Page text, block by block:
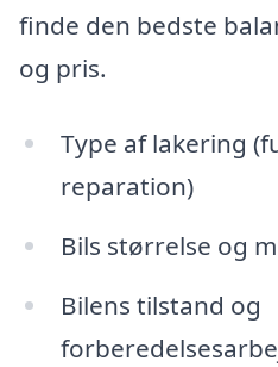
finde den bedste
og pris.
Type af lakering
reparation)
Bils størrelse og
Bilens tilstand og